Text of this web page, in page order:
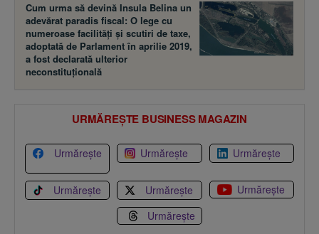
Cum urma să devină Insula Belina un
adevărat paradis fiscal: O lege cu
numeroase facilităţi şi scutiri de taxe,
adoptată de Parlament în aprilie 2019,
a fost declarată ulterior
neconstituţională
URMĂREȘTE BUSINESS MAGAZIN
Urmărește Urmărește Urmărește
Urmărește Urmărește
Urmărește
Urmărește